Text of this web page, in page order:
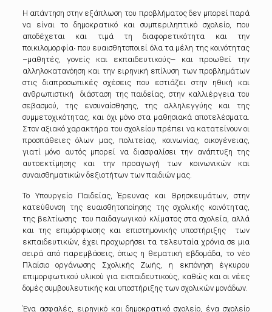
Η απάντηση στην εξάπλωση του προβλήματος δεν μπορεί παρά
να είναι το δημοκρατικό και συμπεριληπτικό σχολείο, που
αποδέχεται και τιμά τη διαφορετικότητα και την
ποικιλομορφία∙ που ευαισθητοποιεί όλα τα μέλη της κοινότητας
–μαθητές, γονείς και εκπαιδευτικούς– και προωθεί την
αλληλοκατανόηση και την ειρηνική επίλυση των προβλημάτων
στις διαπροσωπικές σχέσεις που εστιάζει στην ηθική και
ανθρωπιστική διάσταση της παιδείας, στην καλλιέργεια του
σεβασμού, της ενσυναίσθησης, της αλληλεγγύης και της
συμμετοχικότητας, και όχι μόνο στα μαθησιακά αποτελέσματα.
Στον αξιακό χαρακτήρα του σχολείου πρέπει να κατατείνουν οι
προσπάθειες όλων μας, πολιτείας, κοινωνίας, οικογένειας,
γιατί μόνο αυτός μπορεί να διασφαλίσει την ανάπτυξη της
αυτοεκτίμησης και την προαγωγή των κοινωνικών και
συναισθηματικών δεξιοτήτων των παιδιών μας.
Το Υπουργείο Παιδείας, Έρευνας και Θρησκευμάτων, στην
κατεύθυνση της ευαισθητοποίησης της σχολικής κοινότητας,
της βελτίωσης του παιδαγωγικού κλίματος στα σχολεία, αλλά
και της επιμόρφωσης και επιστημονικής υποστήριξης των
εκπαιδευτικών, έχει προχωρήσει τα τελευταία χρόνια σε μια
σειρά από παρεμβάσεις, όπως η θεματική εβδομάδα, το νέο
Πλαίσιο οργάνωσης Σχολικής Ζωής, η εκπόνηση έγκυρου
επιμορφωτικού υλικού για εκπαιδευτικούς, καθώς και οι νέες
δομές συμβουλευτικής και υποστήριξης των σχολικών μονάδων.
Ένα ασφαλές, ειρηνικό και δημοκρατικό σχολείο, ένα σχολείο